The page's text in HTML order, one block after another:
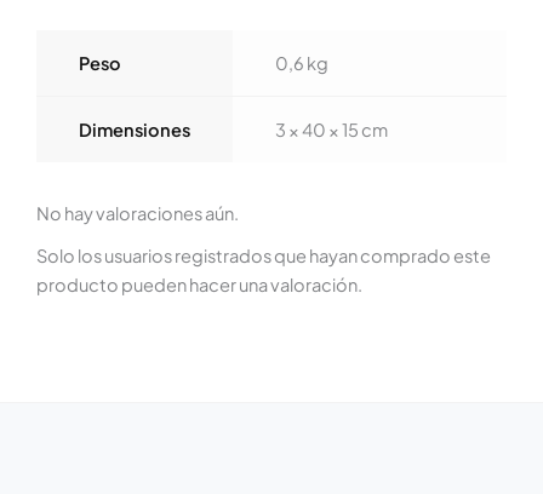
Peso 0,6 kg
Dimensiones 3 × 40 × 15 cm
No hay valoraciones aún.
Solo los usuarios registrados que hayan comprado este
producto pueden hacer una valoración.